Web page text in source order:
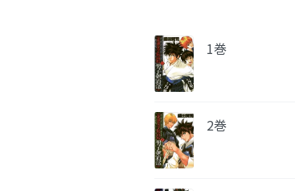
1巻
2巻